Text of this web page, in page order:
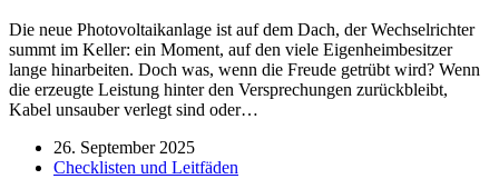
Die neue Photovoltaikanlage ist auf dem Dach, der Wechselrichter
summt im Keller: ein Moment, auf den viele Eigenheimbesitzer
lange hinarbeiten. Doch was, wenn die Freude getrübt wird? Wenn
die erzeugte Leistung hinter den Versprechungen zurückbleibt,
Kabel unsauber verlegt sind oder…
26. September 2025
Checklisten und Leitfäden